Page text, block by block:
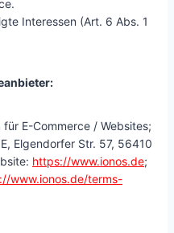
Interessen (Art. 6 Abs. 1
E-Commerce / Websites;
Elgendorfer Str. 57, 56410
https://www.ionos.de;
www.ionos.de/terms-